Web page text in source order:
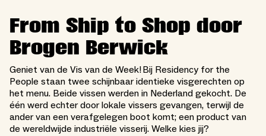
From Ship to Shop door
Brogen Berwick
Geniet van de Vis van de Week! Bij Residency for the
People staan twee schijnbaar identieke visgerechten op
het menu. Beide vissen werden in Nederland gekocht. De
één werd echter door lokale vissers gevangen, terwijl de
ander van een verafgelegen boot komt; een product van
de wereldwijde industriële visserij. Welke kies jij?